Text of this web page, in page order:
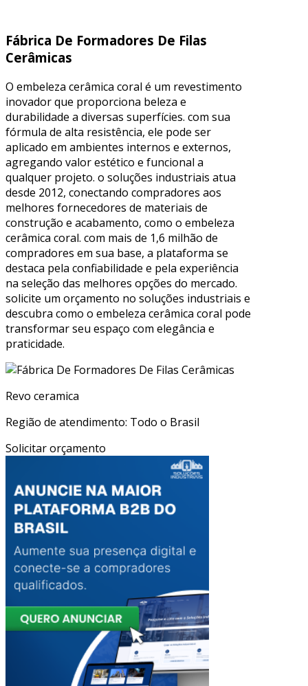
Fábrica De Formadores De Filas
Cerâmicas
O embeleza cerâmica coral é um revestimento
inovador que proporciona beleza e
durabilidade a diversas superfícies. com sua
fórmula de alta resistência, ele pode ser
aplicado em ambientes internos e externos,
agregando valor estético e funcional a
qualquer projeto. o soluções industriais atua
desde 2012, conectando compradores aos
melhores fornecedores de materiais de
construção e acabamento, como o embeleza
cerâmica coral. com mais de 1,6 milhão de
compradores em sua base, a plataforma se
destaca pela confiabilidade e pela experiência
na seleção das melhores opções do mercado.
solicite um orçamento no soluções industriais e
descubra como o embeleza cerâmica coral pode
transformar seu espaço com elegância e
praticidade.
Revo ceramica
Região de atendimento: Todo o Brasil
Solicitar orçamento